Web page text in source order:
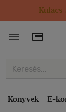
Kulacs
Könyvek E-